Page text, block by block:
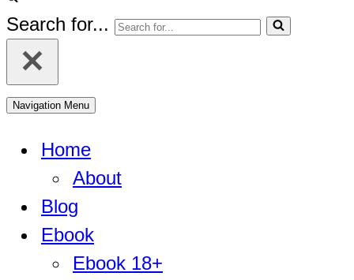
Search for...
Navigation Menu
Home
About
Blog
Ebook
Ebook 18+